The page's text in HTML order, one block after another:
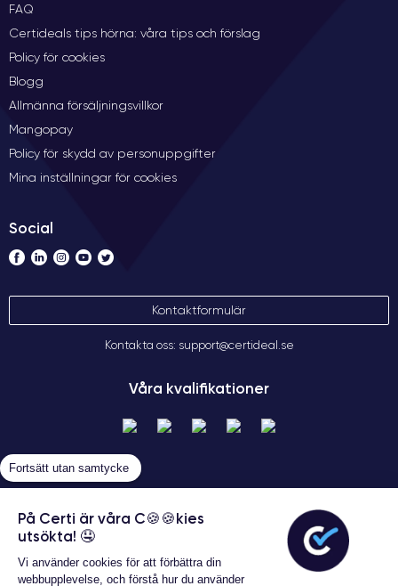
FAQ
Certideals tips hörna: våra tips och förslag
Policy för cookies
Blogg
Allmänna försäljningsvillkor
Mangopay
Policy för skydd av personuppgifter
Mina inställningar för cookies
Social
Kontaktformulär
Kontakta oss: support@certideal.se
Våra kvalifikationer
Allmänna försäljningsvillkor
Certideal © 2026 Alla rättigheter
Fortsätt utan samtycke
På Certi är våra C🍪🍪kies
utsökta! 🤤
Vi använder cookies för att förbättra din
webbupplevelse, och förstå hur du använder